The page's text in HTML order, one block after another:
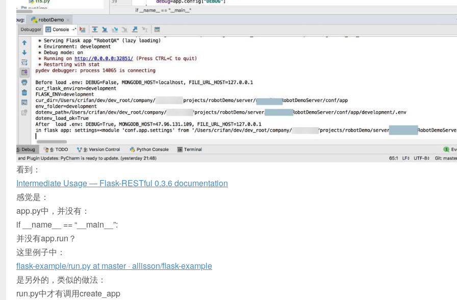
看到：
Intermediate Usage — Flask-RESTful 0.3.6 documentation
感觉是：
app.py中，并没有：
if __name__ == “__main__”:
并没有app.run？
这里例子中：
flask-example/run.py at master · allisson/flask-example
是另外的，类似的做法：
run.py中才有调用create_app